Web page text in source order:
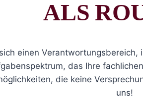
ALS
einen
das Ihre
die keine
uns!